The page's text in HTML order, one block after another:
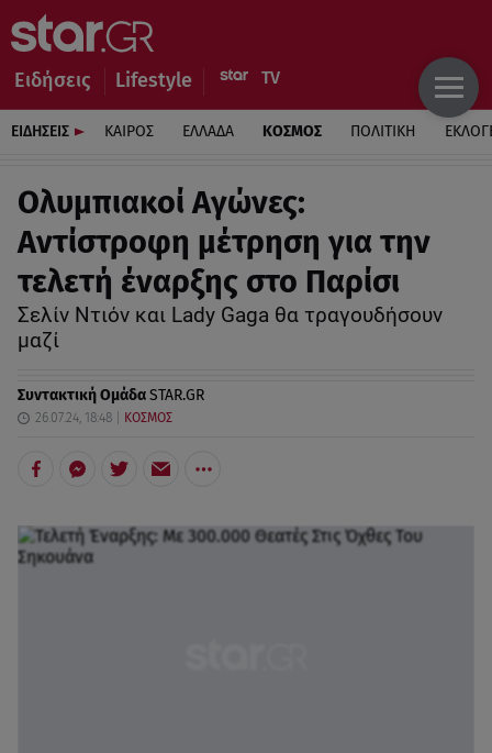
Ειδήσεις Lifestyle
ΕΙΔΗΣΕΙΣ ΚΑΙΡΟΣ ΕΛΛΑΔΑ ΚΟΣΜΟΣ ΠΟΛΙΤΙΚΗ
Ολυμπιακοί Αγώνες:
Αντίστροφη μέτρηση για την
τελετή έναρξης στο Παρίσι
Σελίν Ντιόν και Lady Gaga θα τραγουδήσουν
μαζί
Συντακτική ΟμάδαSTAR.GR
26.07.24, 18:48 ΚΟΣΜΟΣ